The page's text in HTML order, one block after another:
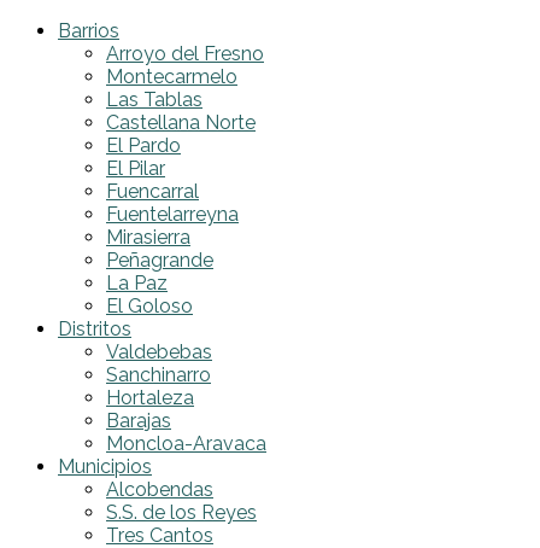
Barrios
Arroyo del Fresno
Montecarmelo
Las Tablas
Castellana Norte
El Pardo
El Pilar
Fuencarral
Fuentelarreyna
Mirasierra
Peñagrande
La Paz
El Goloso
Distritos
Valdebebas
Sanchinarro
Hortaleza
Barajas
Moncloa-Aravaca
Municipios
Alcobendas
S.S. de los Reyes
Tres Cantos